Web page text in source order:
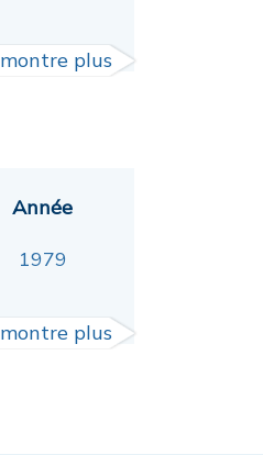
montre plus
Année
1979
montre plus